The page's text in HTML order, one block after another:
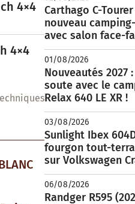
4×4
4×4
Carthago C-
nouveau
avec salon face-
01/08/2026
Nouveautés 2027
soute avec le
Relax 640 LE XR !
03/08/2026
Sunlight Ibex
fourgon tout-
sur Volkswagen
06/08/2026
Randger R595